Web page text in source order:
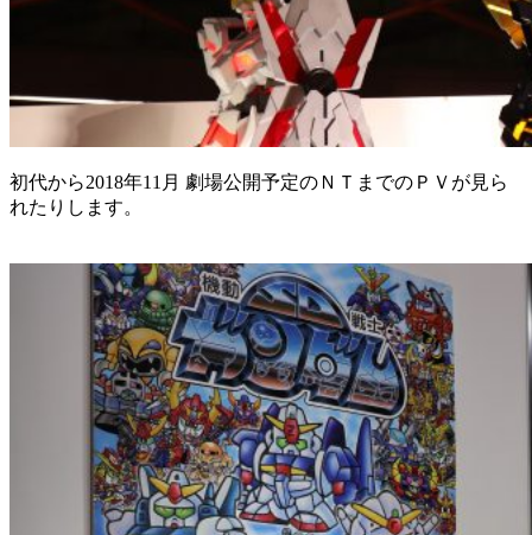
初代から2018年11月 劇場公開予定のＮＴまでのＰＶが見ら
れたりします。